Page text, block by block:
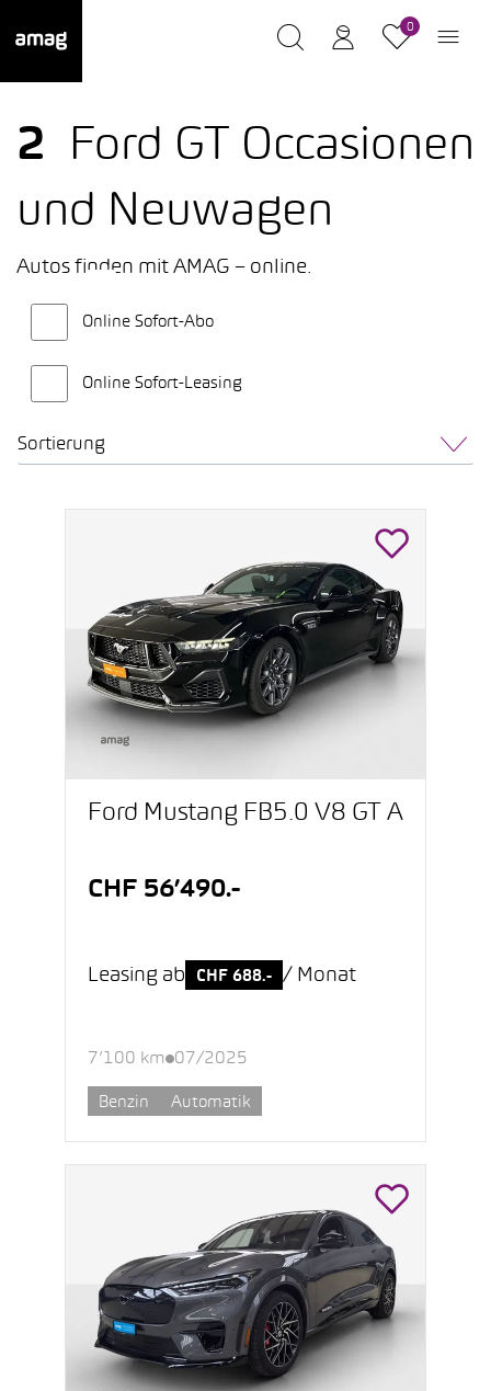
0
2
Ford GT Occasionen
und Neuwagen
Autos finden mit AMAG – online.
Online Sofort-Abo
Online Sofort-Leasing
Sortierung
Ford Mustang FB5.0 V8 GT A
CHF 56’490.-
Leasing ab CHF 688.- / Monat
7’100 km 07/2025
Benzin Automatik